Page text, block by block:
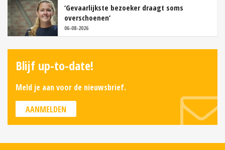
‘Gevaarlijkste bezoeker draagt soms
overschoenen’
06-08-2026
Blijf up-to-date!
Meld je aan voor de nieuwsbrief.
AANMELDEN